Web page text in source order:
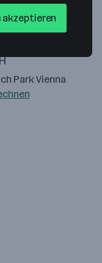
Park Vienna
akzeptieren